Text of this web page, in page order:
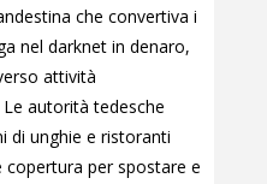
che convertiva i
nel darknet in denaro,
attività
autorità tedesche
di unghie e ristoranti
per spostare e